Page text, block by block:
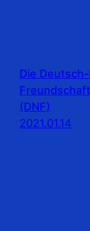
Die
(DNF)
2021.01.14